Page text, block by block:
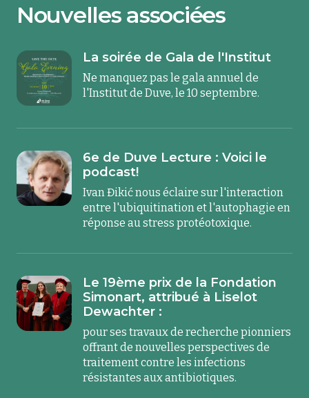
Nouvelles associées
La soirée de Gala de l'Institut
Ne manquez pas le gala annuel de
l'Institut de Duve, le 10 septembre.
6e de Duve Lecture : Voici le
podcast!
Ivan Đikić nous éclaire sur l'interaction
entre l'ubiquitination et l'autophagie en
réponse au stress protéotoxique.
Le 19ème prix de la Fondation
Simonart, attribué à Liselot
Dewachter :
pour ses travaux de recherche pionniers
offrant de nouvelles perspectives de
traitement contre les infections
résistantes aux antibiotiques.